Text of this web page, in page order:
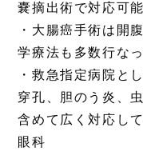
嚢摘出術で対応可能
・大腸癌手術は開
学療法も多数行な
・救急指定病院と
穿孔、胆のう炎、
含めて広く対応し
眼科